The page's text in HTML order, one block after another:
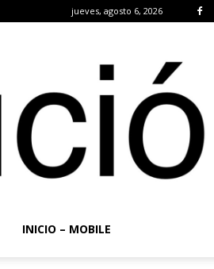
jueves, agosto 6, 2026
INICIO – MOBILE